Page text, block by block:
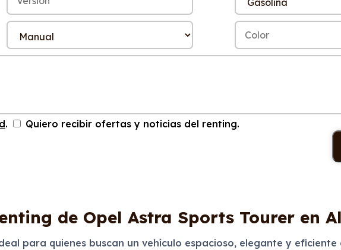
. Quiero recibir ofertas y noticias del renting.
de Opel Astra Sports Tourer en
para quienes buscan un vehículo espacioso, elegante y eficiente